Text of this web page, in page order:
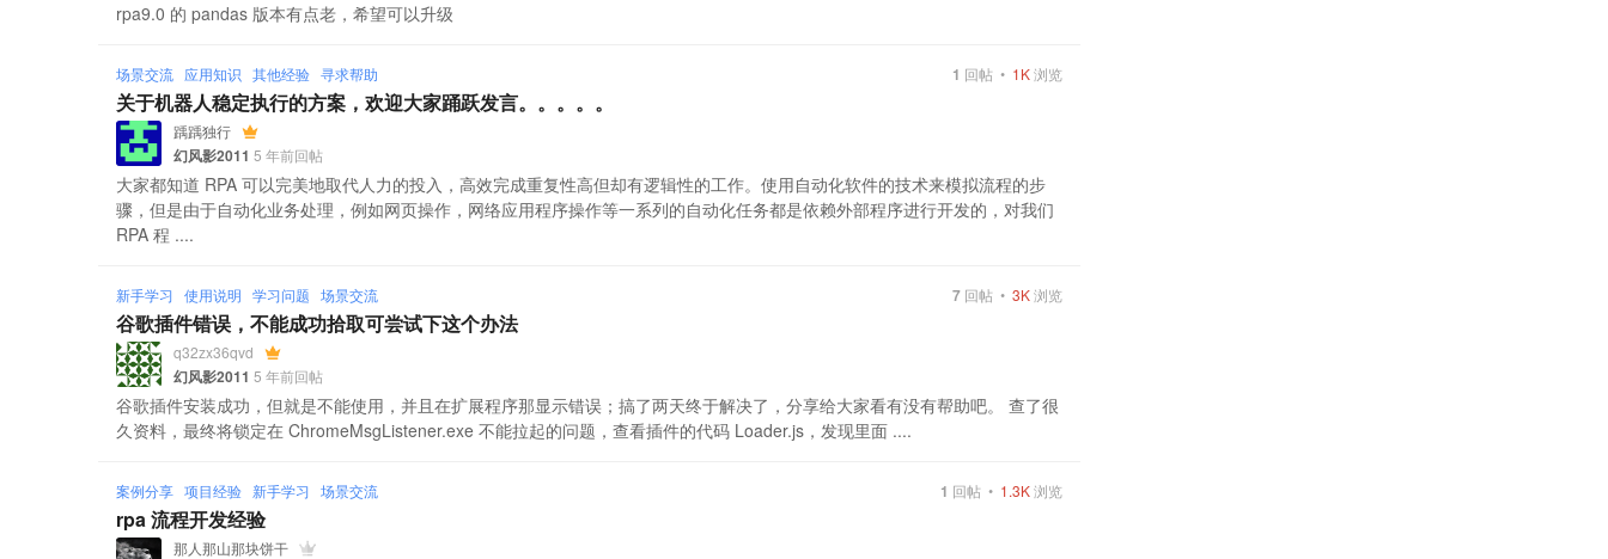
rpa9.0 的 pandas 版本有点老，希望可以升级
场景交流 应用知识 其他经验 寻求帮助 1 回帖 • 1K浏览
关于机器人稳定执行的方案，欢迎大家踊跃发言。。。。。
踽踽独行
幻风影2011 5 年前回帖
大家都知道 RPA 可以完美地取代人力的投入，高效完成重复性高但却有逻辑性的工作。使用自动化软件的技术来模拟流程的步
骤，但是由于自动化业务处理，例如网页操作，网络应用程序操作等一系列的自动化任务都是依赖外部程序进行开发的，对我们
RPA 程 ....
新手学习 使用说明 学习问题 场景交流 7 回帖 •3K浏览
谷歌插件错误，不能成功拾取可尝试下这个办法
q32zx36qvd
幻风影2011 5 年前回帖
谷歌插件安装成功，但就是不能使用，并且在扩展程序那显示错误；搞了两天终于解决了，分享给大家看有没有帮助吧。 查了很
久资料，最终将锁定在 ChromeMsgListener.exe 不能拉起的问题，查看插件的代码 Loader.js，发现里面 ....
案例分享 项目经验 新手学习 场景交流 1 回帖 • 1.3K浏览
rpa 流程开发经验
那人那山那块饼干